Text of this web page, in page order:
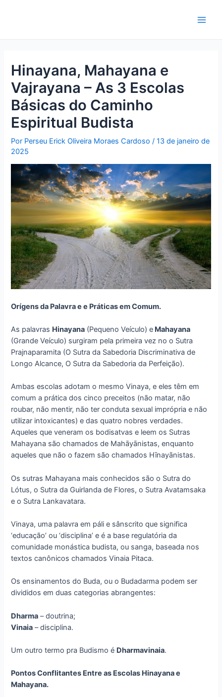
Hinayana, Mahayana e
Vajrayana – As 3 Escolas
Básicas do Caminho
Espiritual Budista
Por Perseu Erick Oliveira Moraes Cardoso/13 de janeiro de
2025
Orígens da Palavra e e Práticas em Comum.
As palavras Hinayana (Pequeno Veículo) e Mahayana
(Grande Veículo) surgiram pela primeira vez no o Sutra
Prajnaparamita (O Sutra da Sabedoria Discriminativa de
Longo Alcance, O Sutra da Sabedoria da Perfeição).
Ambas escolas adotam o mesmo Vinaya, e eles têm em
comum a prática dos cinco preceitos (não matar, não
roubar, não mentir, não ter conduta sexual imprópria e não
utilizar intoxicantes) e das quatro nobres verdades.
Aqueles que veneram os bodisatvas e leem os Sutras
Mahayana são chamados de Mahāyānistas, enquanto
aqueles que não o fazem são chamados Hīnayānistas.
Os sutras Mahayana mais conhecidos são o Sutra do
Lótus, o Sutra da Guirlanda de Flores, o Sutra Avatamsaka
e o Sutra Lankavatara.
Vinaya, uma palavra em páli e sânscrito que significa
‘educação’ ou ‘disciplina’ e é a base regulatória da
comunidade monástica budista, ou sanga, baseada nos
textos canônicos chamados Vinaia Pitaca.
Os ensinamentos do Buda, ou o Budadarma podem ser
divididos em duas categorias abrangentes:
Dharma – doutrina;
Vinaia – disciplina.
Um outro termo pra Budismo é Dharmavinaia.
Pontos Conflitantes Entre as Escolas Hinayana e
Mahayana.